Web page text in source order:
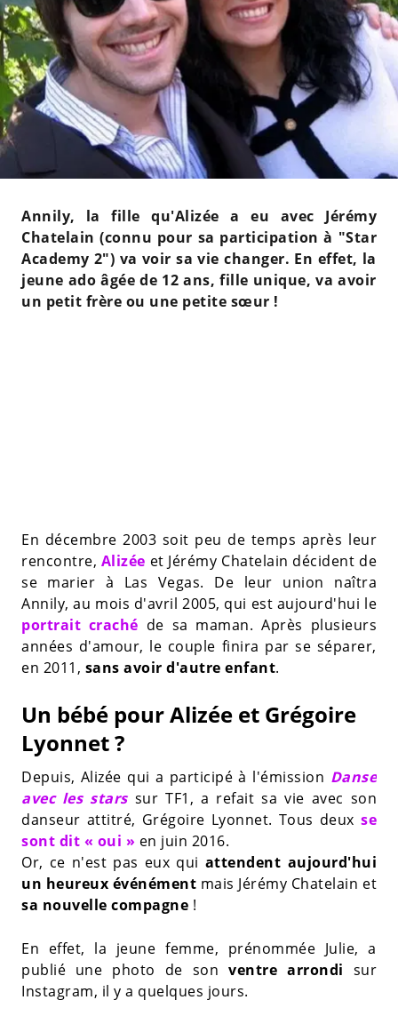
Annily, la fille qu'Alizée a eu avec Jérémy
Chatelain (connu pour sa participation à "Star
Academy 2") va voir sa vie changer. En effet, la
jeune ado âgée de 12 ans, fille unique, va avoir
un petit frère ou une petite sœur !
En décembre 2003 soit peu de temps après leur
rencontre, Alizée et Jérémy Chatelain décident de
se marier à Las Vegas. De leur union naîtra
Annily, au mois d'avril 2005, qui est aujourd'hui le
portrait craché de sa maman. Après plusieurs
années d'amour, le couple finira par se séparer,
en 2011, sans avoir d'autre enfant.
Un bébé pour Alizée et Grégoire
Lyonnet ?
Depuis, Alizée qui a participé à l'émission Danse
avec les starssur TF1, a refait sa vie avec son
danseur attitré, Grégoire Lyonnet. Tous deux se
sont dit « oui » en juin 2016.
Or, ce n'est pas eux qui attendent aujourd'hui
un heureux événément mais Jérémy Chatelain et
sa nouvelle compagne !
En effet, la jeune femme, prénommée Julie, a
publié une photo de sonventre arrondi sur
Instagram, il y a quelques jours.